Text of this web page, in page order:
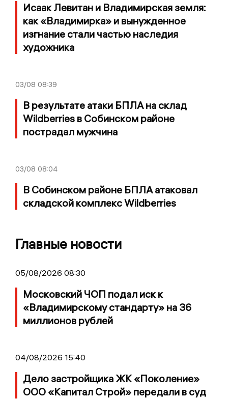
Исаак Левитан и Владимирская земля:
как «Владимирка» и вынужденное
изгнание стали частью наследия
художника
03/08 08:39
В результате атаки БПЛА на склад
Wildberries в Собинском районе
пострадал мужчина
03/08 08:04
В Собинском районе БПЛА атаковал
складской комплекс Wildberries
Главные новости
05/08/2026 08:30
Московский ЧОП подал иск к
«Владимирскому стандарту» на 36
миллионов рублей
04/08/2026 15:40
Дело застройщика ЖК «Поколение»
ООО «Капитал Строй» передали в суд